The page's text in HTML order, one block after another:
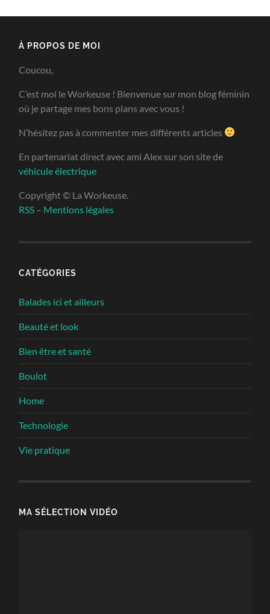
À PROPOS DE MOI
Coucou,
C’est moi le Workeuse ! Bienvenue sur mon blog féminin
où je partage mes bons plans avec vous !
N’hésitez pas à commenter mes différents articles
En partenariat direct avec ami Alex sur son site de
véhicule électrique
Copyright © La Workeuse.
RSS – Mentions légales
CATÉGORIES
Balades ici et ailleurs
Beauté et look
Bien être et santé
Boulot
Home
Technologie
Vie pratique
MA SÉLECTION VIDÉO